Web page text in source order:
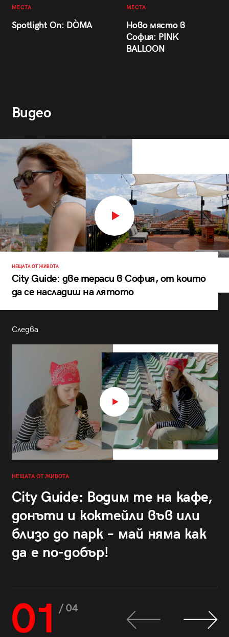
МЕСТА
Spotlight On: DÒMA
МЕСТА
Ново място в
София: PINK
BALLOON
Видео
НЕЩАТА ОТ ЖИВОТА
City Guide: две тераси в София, от които
да се насладиш на лятото
Следва
НЕЩАТА ОТ ЖИВОТА
City Guide: Водим те на кафе,
донъти и коктейли във или
близо до парк – май няма как
да е по-добър!
01 / 04